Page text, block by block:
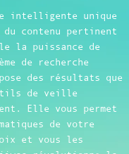
intelligente unique
du contenu pertinent
la puissance de
de recherche
des résultats que
de veille
Elle vous permet
de votre
et vous les